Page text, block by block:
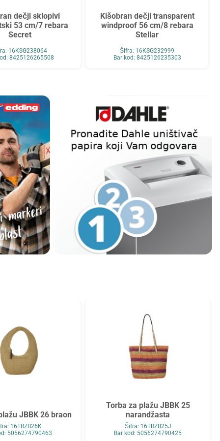
dečji sklopivi
53 cm/7 rebara
Secret
16KSG238064
8425126265508
Kišobran dečji transparent
windproof 56 cm/8 rebara
Stellar
Šifra: 16KSG232999
Bar kod: 8425126235303
JBBK 26 braon
16TRZB26K
5056274790463
Torba za plažu JBBK 25
narandžasta
Šifra: 16TRZB25J
Bar kod: 5056274790425